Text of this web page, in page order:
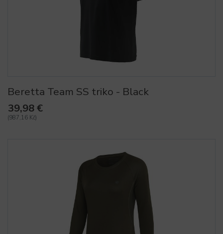
Beretta Team SS triko - Black
39,98 €
(987,16 Kč)